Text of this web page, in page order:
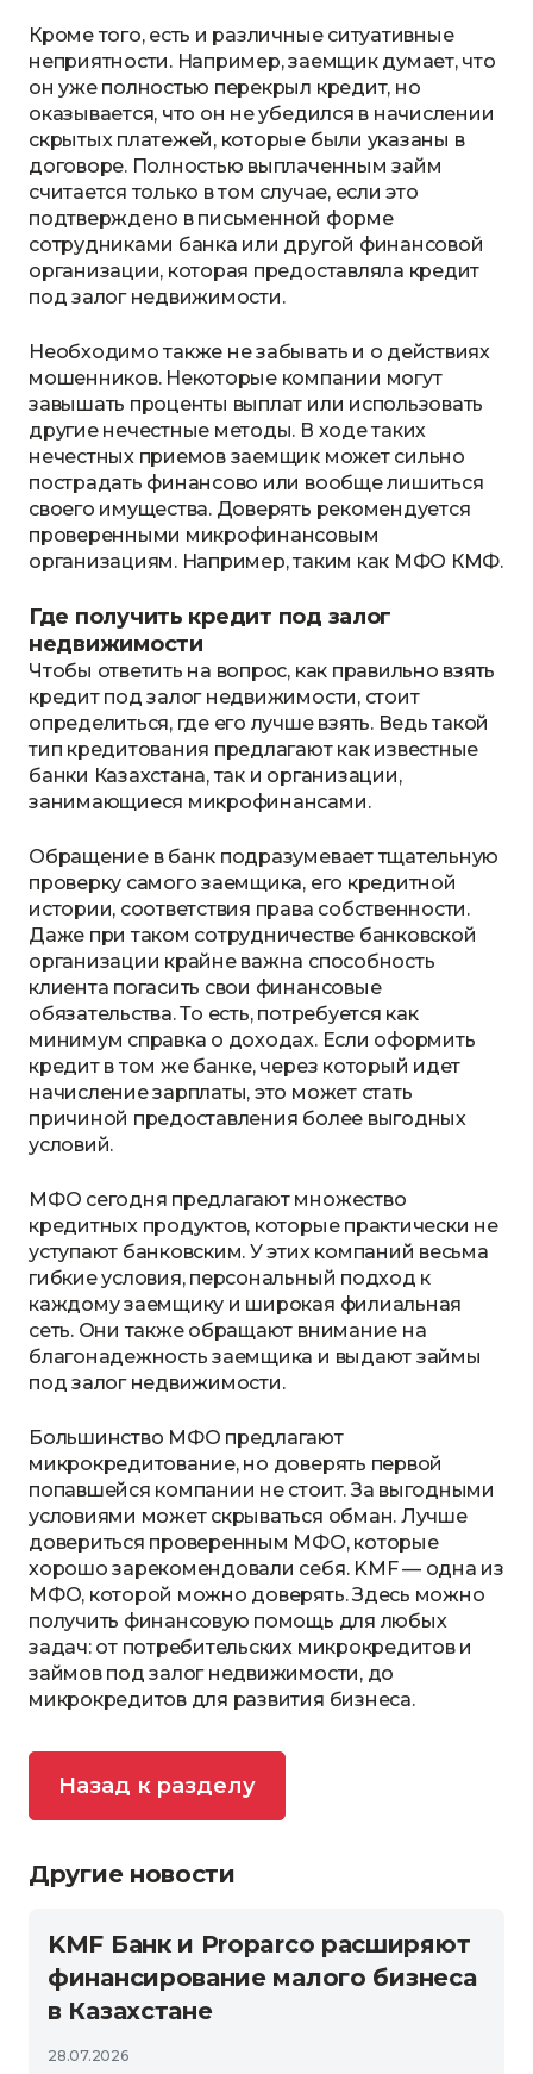
Кроме того, есть и различные ситуативные
неприятности. Например, заемщик думает, что
он уже полностью перекрыл кредит, но
оказывается, что он не убедился в начислении
скрытых платежей, которые были указаны в
договоре. Полностью выплаченным займ
считается только в том случае, если это
подтверждено в письменной форме
сотрудниками банка или другой финансовой
организации, которая предоставляла кредит
под залог недвижимости.
Необходимо также не забывать и о действиях
мошенников. Некоторые компании могут
завышать проценты выплат или использовать
другие нечестные методы. В ходе таких
нечестных приемов заемщик может сильно
пострадать финансово или вообще лишиться
своего имущества. Доверять рекомендуется
проверенными микрофинансовым
организациям. Например, таким как МФО КМФ.
Где получить кредит под залог
недвижимости
Чтобы ответить на вопрос, как правильно взять
кредит под залог недвижимости, стоит
определиться, где его лучше взять. Ведь такой
тип кредитования предлагают как известные
банки Казахстана, так и организации,
занимающиеся микрофинансами.
Обращение в банк подразумевает тщательную
проверку самого заемщика, его кредитной
истории, соответствия права собственности.
Даже при таком сотрудничестве банковской
организации крайне важна способность
клиента погасить свои финансовые
обязательства. То есть, потребуется как
минимум справка о доходах. Если оформить
кредит в том же банке, через который идет
начисление зарплаты, это может стать
причиной предоставления более выгодных
условий.
МФО сегодня предлагают множество
кредитных продуктов, которые практически не
уступают банковским. У этих компаний весьма
гибкие условия, персональный подход к
каждому заемщику и широкая филиальная
сеть. Они также обращают внимание на
благонадежность заемщика и выдают займы
под залог недвижимости.
Большинство МФО предлагают
микрокредитование, но доверять первой
попавшейся компании не стоит. За выгодными
условиями может скрываться обман. Лучше
довериться проверенным МФО, которые
хорошо зарекомендовали себя. KMF — одна из
МФО, которой можно доверять. Здесь можно
получить финансовую помощь для любых
задач: от потребительских микрокредитов и
займов под залог недвижимости, до
микрокредитов для развития бизнеса.
Назад к разделу
Другие новости
KMF Банк и Proparco расширяют
финансирование малого бизнеса
в Казахстане
28.07.2026